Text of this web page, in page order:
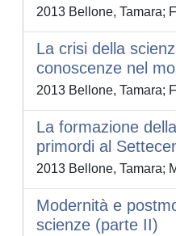
2013 Bellone, Tamara;
La crisi della
conoscenze nel
2013 Bellone, Tamara;
La formazione
primordi al
2013 Bellone, Tamara;
Modernità e
scienze (parte II)